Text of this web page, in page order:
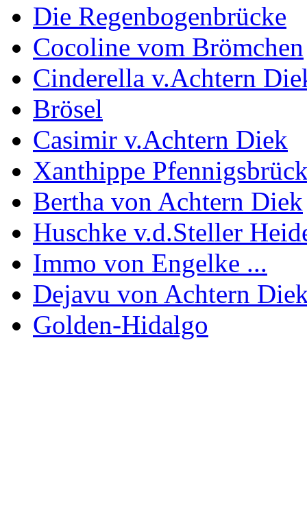
Die Regenbogenbrücke
Cocoline vom Brömchen
Cinderella v.Achtern
Brösel
Casimir v.Achtern Diek
Xanthippe
Bertha von Achtern Diek
Huschke v.d.Steller
Immo von Engelke ...
Dejavu von Achtern
Golden-Hidalgo